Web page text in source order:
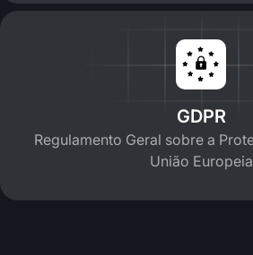
GDPR
Regulamento Geral sobre a
União Europeia